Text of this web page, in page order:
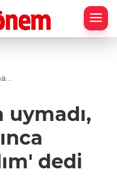
uymadı,
dedi